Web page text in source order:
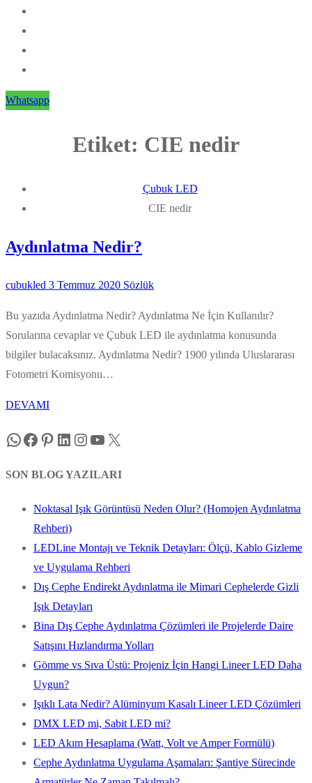
Whatsapp
Etiket: CIE nedir
Çubuk LED
CIE nedir
Aydınlatma Nedir?
cubukled 3 Temmuz 2020 Sözlük
Bu yazıda Aydınlatma Nedir? Aydınlatma Ne İçin Kullanılır?
Sorularına cevaplar ve Çubuk LED ile aydınlatma konusunda
bilgiler bulacaksınız. Aydınlatma Nedir? 1900 yılında Uluslararası
Fotometri Komisyonu…
DEVAMI
WhatsApp
Facebook
Pinterest
LinkedIn
Instagram
YouTube
X
SON BLOG YAZILARI
Noktasal Işık Görüntüsü Neden Olur? (Homojen Aydınlatma
Rehberi)
LEDLine Montajı ve Teknik Detayları: Ölçü, Kablo Gizleme
ve Uygulama Rehberi
Dış Cephe Endirekt Aydınlatma ile Mimari Cephelerde Gizli
Işık Detayları
Bina Dış Cephe Aydınlatma Çözümleri ile Projelerde Daire
Satışını Hızlandırma Yolları
Gömme vs Sıva Üstü: Projeniz İçin Hangi Lineer LED Daha
Uygun?
Işıklı Lata Nedir? Alüminyum Kasalı Lineer LED Çözümleri
DMX LED mi, Sabit LED mi?
LED Akım Hesaplama (Watt, Volt ve Amper Formülü)
Cephe Aydınlatma Uygulama Aşamaları: Şantiye Sürecinde